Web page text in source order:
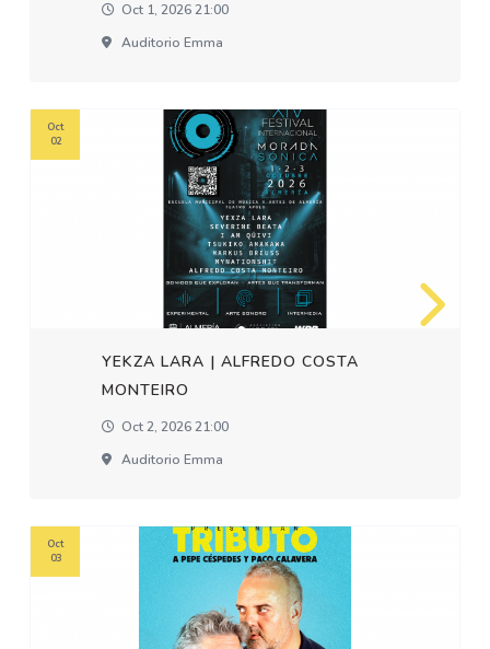
Oct 1, 2026 21:00
Auditorio Emma
YEKZA LARA | ALFREDO COSTA
MONTEIRO
Oct 2, 2026 21:00
Auditorio Emma
Oct
02
Oct
03